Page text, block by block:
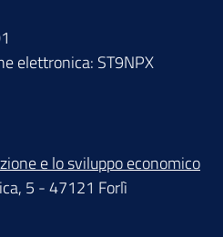
elettronica: ST9NPX
e lo sviluppo economico
5 - 47121 Forlì